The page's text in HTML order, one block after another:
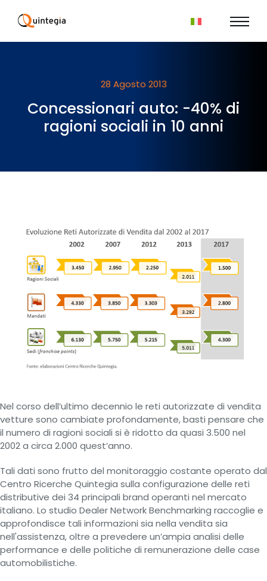
28 Agosto 2013
Concessionari auto: -40% di
ragioni sociali in 10 anni
Nel corso dell’ultimo decennio le reti autorizzate di vendita
vetture sono cambiate profondamente, basti pensare che
il numero di ragioni sociali si è ridotto da quasi 3.500 nel
2002 a circa 2.000 quest’anno.
Tali dati sono frutto del monitoraggio costante operato dal
Centro Ricerche Quintegia sulla configurazione delle reti
distributive dei 34 principali brand operanti nel mercato
italiano. Lo studio Dealer Network Benchmarking raccoglie e
approfondisce tali informazioni sia nella vendita sia
nell'assistenza, oltre a prevedere un’ampia analisi delle
performance e delle politiche di remunerazione delle case
automobilistiche.